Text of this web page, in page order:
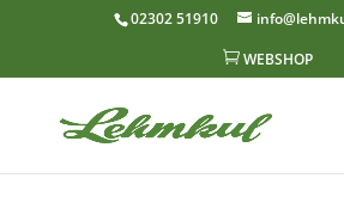
02302 51910
 WEBSHOP